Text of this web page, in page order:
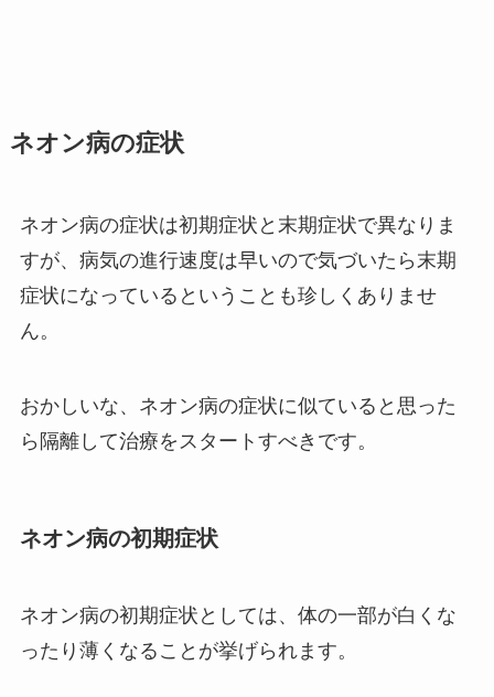
ネオン病の症状
ネオン病の症状は初期症状と末期症状で異なりま
すが、病気の進行速度は早いので気づいたら末期
症状になっているということも珍しくありませ
ん。
おかしいな、ネオン病の症状に似ていると思った
ら隔離して治療をスタートすべきです。
ネオン病の初期症状
ネオン病の初期症状としては、体の一部が白くな
ったり薄くなることが挙げられます。